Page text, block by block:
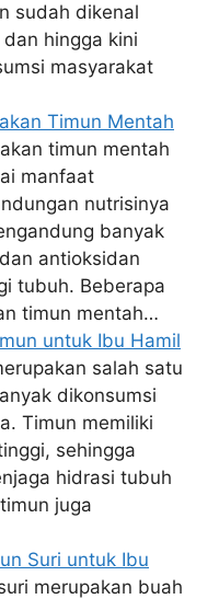
sudah dikenal
hingga kini
masyarakat
Timun Mentah
timun mentah
manfaat
nutrisinya
banyak
antioksidan
tubuh. Beberapa
timun mentah…
untuk Ibu Hamil
salah satu
dikonsumsi
Timun memiliki
sehingga
hidrasi tubuh
juga
Suri untuk Ibu
merupakan buah